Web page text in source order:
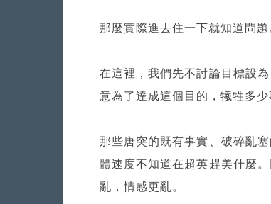
那麼實際進去住一下就知道問題
在這裡，我們先不討論目標設
意為了達成這個目的，犧牲多
那些唐突的既有事實、破碎亂
體速度不知道在超英趕美什麼
亂，情感更亂。